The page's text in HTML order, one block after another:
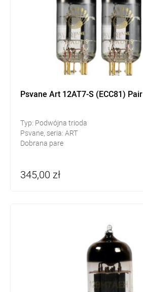
Psvane Art 12AT7-S (ECC81) Pair
Typ: Podwójna trioda
Psvane, seria: ART
Dobrana pare
345,00 zł